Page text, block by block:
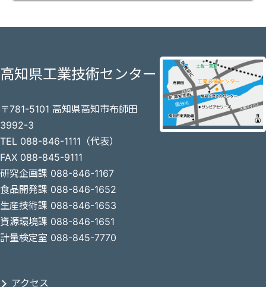
高知県工業技術センター
〒781-5101 高知県高知市布師田
3992-3
TEL 088-846-1111（代表）
FAX 088-845-9111
研究企画課 088-846-1167
食品開発課 088-846-1652
生産技術課 088-846-1653
資源環境課 088-846-1651
計量検定室 088-845-7770
アクセス